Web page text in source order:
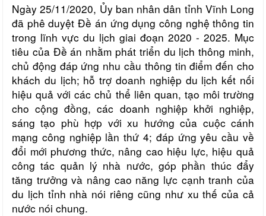
Ngày 25/11/2020, Ủy ban nhân dân tỉnh Vĩnh Long
đã phê duyệt Đề án ứng dụng công nghệ thông tin
trong lĩnh vực du lịch giai đoạn 2020 - 2025. Mục
tiêu của Đề án nhằm phát triển du lịch thông minh,
chủ động đáp ứng nhu cầu thông tin điểm đến cho
khách du lịch; hỗ trợ doanh nghiệp du lịch kết nối
hiệu quả với các chủ thể liên quan, tạo môi trường
cho cộng đồng, các doanh nghiệp khởi nghiệp,
sáng tạo phù hợp với xu hướng của cuộc cánh
mạng công nghiệp lần thứ 4; đáp ứng yêu cầu về
đổi mới phương thức, nâng cao hiệu lực, hiệu quả
công tác quản lý nhà nước, góp phần thúc đẩy
tăng trưởng và nâng cao năng lực cạnh tranh của
du lịch tỉnh nhà nói riêng cũng như xu thế của cả
nước nói chung.